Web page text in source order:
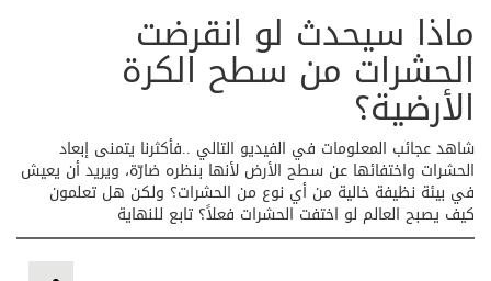
ماذا سيحدث لو انقرضت
الحشرات من سطح الكرة
الأرضية؟
شاهد عجائب المعلومات في الفيديو التالي ..فأكثرنا يتمنى إبعاد
الحشرات واختفائها عن سطح الأرض لأنها بنظره ضارّة، ويريد أن يعيش
في بيئة نظيفة خالية من أي نوع من الحشرات؟ ولكن هل تعلمون
كيف يصبح العالم لو اختفت الحشرات فعلاً؟ تابع للنهاية